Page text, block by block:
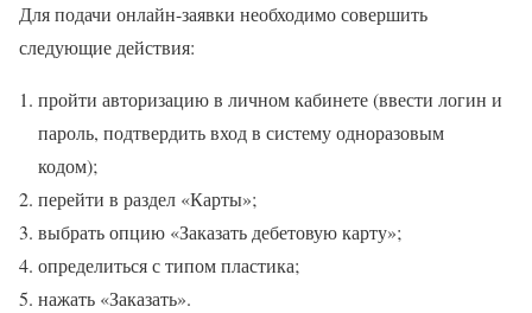
Для подачи онлайн-заявки необходимо совершить
следующие действия:
пройти авторизацию в личном кабинете (ввести логин и
пароль, подтвердить вход в систему одноразовым
кодом);
перейти в раздел «Карты»;
выбрать опцию «Заказать дебетовую карту»;
определиться с типом пластика;
нажать «Заказать».